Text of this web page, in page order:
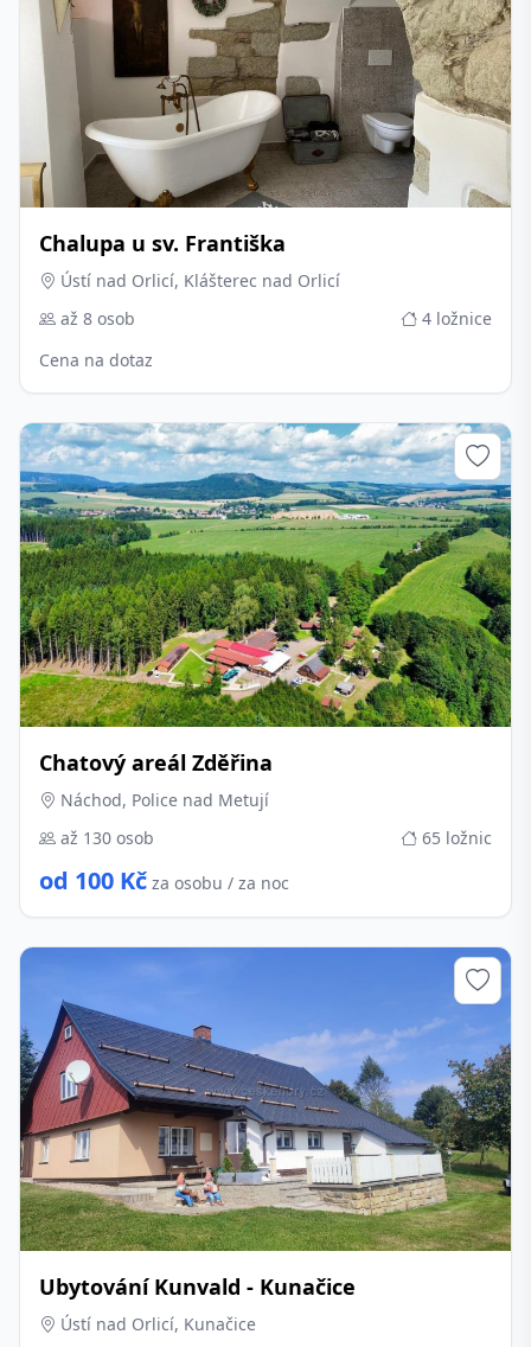
Chalupa u sv. Františka
Ústí nad Orlicí, Klášterec nad Orlicí
až 8 osob
4 ložnice
Cena na dotaz
Chatový areál Zděřina
Náchod, Police nad Metují
až 130 osob
65 ložnic
od 100 Kč za osobu / za noc
Ubytování Kunvald - Kunačice
Ústí nad Orlicí, Kunačice